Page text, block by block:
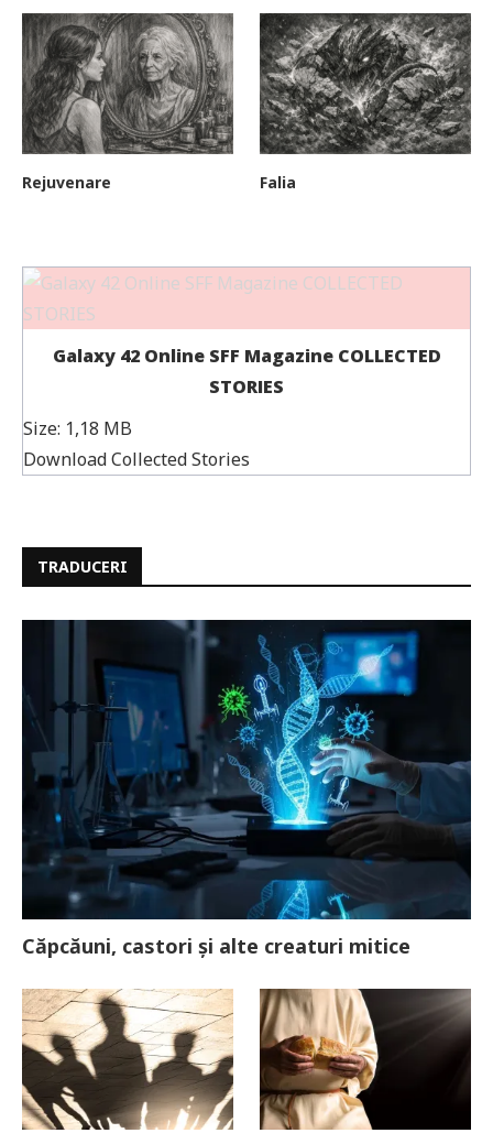
Rejuvenare Falia
Galaxy 42 Online SFF Magazine COLLECTED
STORIES
Size: 1,18 MB
Download Collected Stories
TRADUCERI
Căpcăuni, castori și alte creaturi mitice